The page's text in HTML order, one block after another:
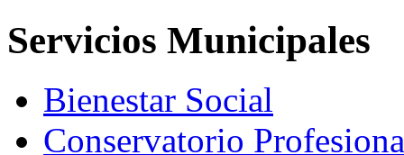
Servicios Municipales
Bienestar Social
Conservatorio